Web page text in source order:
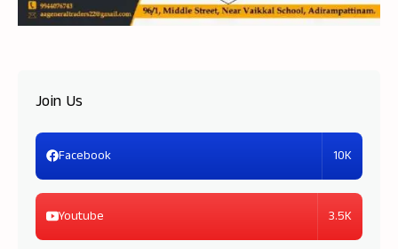
Join Us
Facebook 10K
Youtube 3.5K